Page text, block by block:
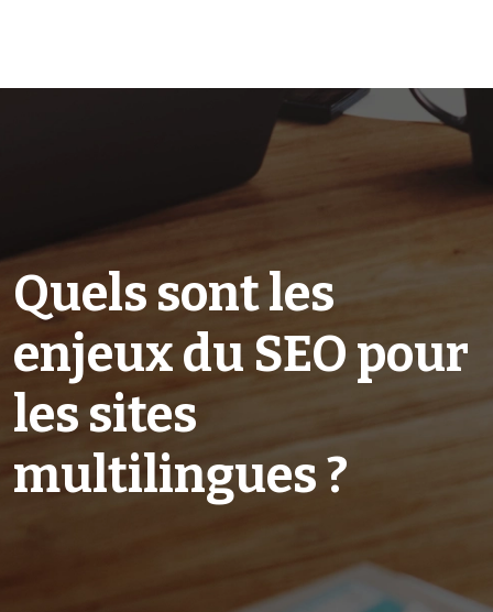
Quels sont les
enjeux du SEO pour
les sites
multilingues ?